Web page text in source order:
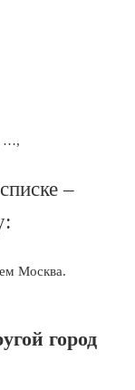
…,
–
город